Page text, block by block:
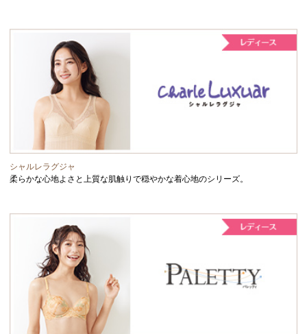
シャルレラグジャ
柔らかな心地よさと上質な肌触りで穏やかな着心地のシリーズ。